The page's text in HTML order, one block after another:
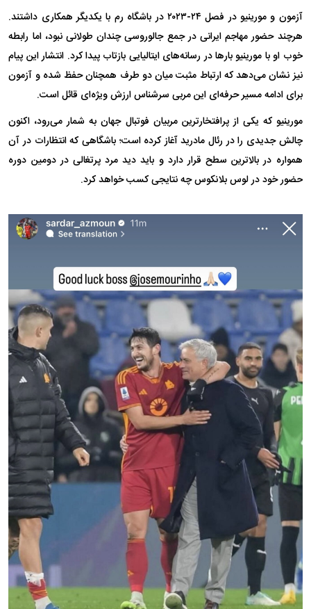
آزمون و مورینیو در فصل ٢۴-٢٠٢٣ در باشگاه رم با یکدیگر همکاری داشتند.
هرچند حضور مهاجم ایرانی در جمع جالوروسی چندان طولانی نبود، اما رابطه
خوب او با مورینیو بار‌ها در رسانه‌های ایتالیایی بازتاب پیدا کرد. انتشار این پیام
نیز نشان می‌دهد که ارتباط مثبت میان دو طرف همچنان حفظ شده و آزمون
برای ادامه مسیر حرفه‌ای این مربی سرشناس ارزش ویژه‌ای قائل است.
مورینیو که یکی از پرافتخارترین مربیان فوتبال جهان به شمار می‌رود، اکنون
چالش جدیدی را در رئال مادرید آغاز کرده است؛ باشگاهی که انتظارات در آن
همواره در بالاترین سطح قرار دارد و باید دید مرد پرتغالی در دومین دوره
حضور خود در لوس بلانکوس چه نتایجی کسب خواهد کرد.